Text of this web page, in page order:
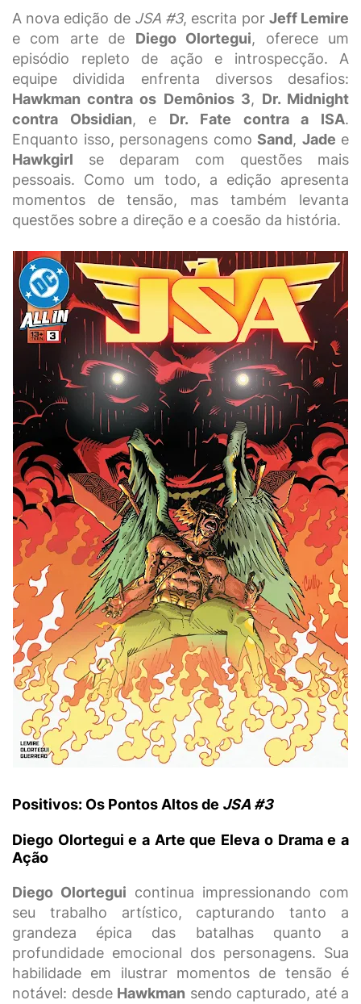
A nova edição de JSA #3, escrita por Jeff Lemire
e com arte de Diego Olortegui, oferece um
episódio repleto de ação e introspecção. A
equipe dividida enfrenta diversos desafios:
Hawkman contra os Demônios 3, Dr. Midnight
contra Obsidian, e Dr. Fate contra a ISA.
Enquanto isso, personagens como Sand, Jade e
Hawkgirl se deparam com questões mais
pessoais. Como um todo, a edição apresenta
momentos de tensão, mas também levanta
questões sobre a direção e a coesão da história.
Positivos: Os Pontos Altos de JSA #3
Diego Olortegui e a Arte que Eleva o Drama e a
Ação
Diego Olortegui continua impressionando com
seu trabalho artístico, capturando tanto a
grandeza épica das batalhas quanto a
profundidade emocional dos personagens. Sua
habilidade em ilustrar momentos de tensão é
notável: desde Hawkman sendo capturado, até a